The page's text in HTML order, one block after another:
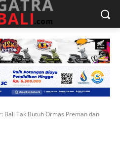
Bali Tak Butuh Ormas Preman dan